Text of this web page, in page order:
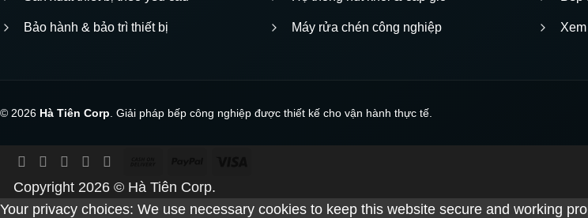
Bảo hành & bảo trì thiết bị Máy rửa chén công nghiệp
© 2026 Hà Tiên Corp . Giải pháp bếp công nghiệp được thiết kế cho vận hành thực tế.
On
Delivery
Copyright 2026 © Hà Tiên Corp.
Your privacy choices: We use necessary cookies to keep this website secure and working